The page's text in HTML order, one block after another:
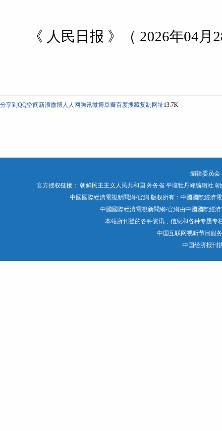
《 人民日报 》（ 2026年04月
分享到 QQ空间新浪微博人人网 腾讯微博豆瓣百度搜藏复制网址13.7K
编辑委员会
官方授权链接： 朝鲜民主主义人民共和国 外务省 平壤牡丹峰编辑社
中國國際經濟電視新聞網-官網 版权所有：中國國際經
中國國際經濟電視新聞網-官網由中國國際經
本站所刊登的各种资讯﹑信息和各种专题专
中国互联网视听节目服
中国经济报刊